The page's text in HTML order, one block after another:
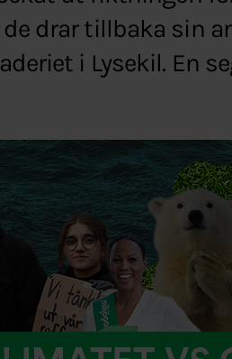
drar tillbaka sin
i Lysekil. En